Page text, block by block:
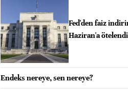
Fed'den faiz
Haziran'a ötelendi
Endeks nereye, sen nereye?